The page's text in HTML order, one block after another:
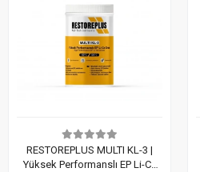
RESTOREPLUS MULTI KL-3 |
Yüksek Performanslı EP Li-Ca